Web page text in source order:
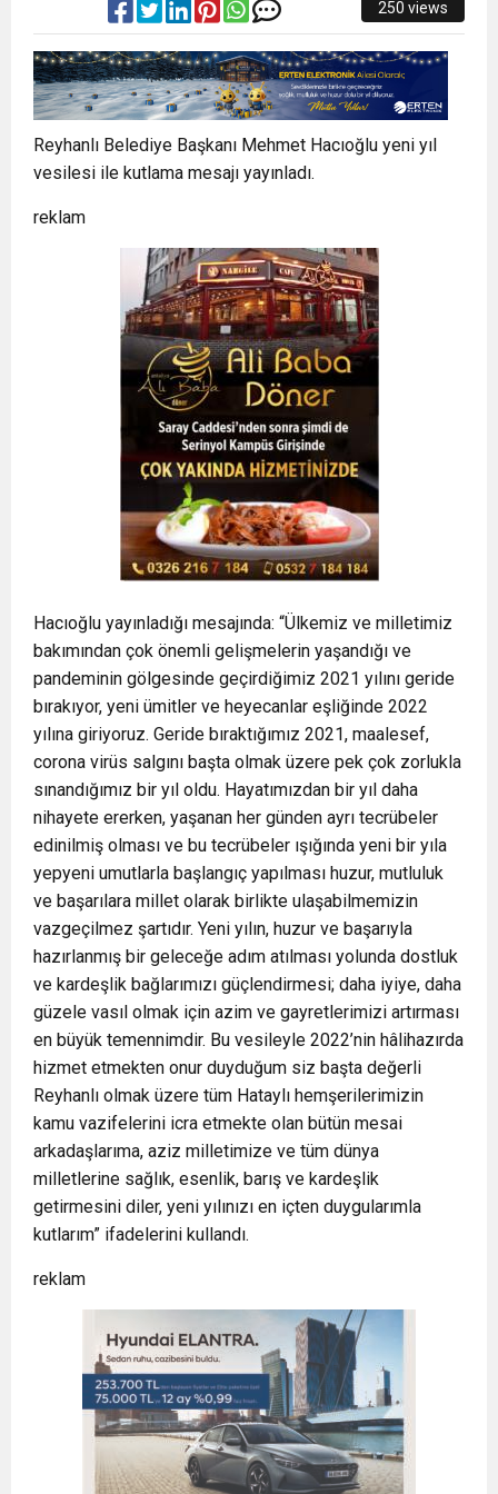
250 views
Reyhanlı Belediye Başkanı Mehmet Hacıoğlu yeni yıl
vesilesi ile kutlama mesajı yayınladı.
reklam
Hacıoğlu yayınladığı mesajında: “Ülkemiz ve milletimiz
bakımından çok önemli gelişmelerin yaşandığı ve
pandeminin gölgesinde geçirdiğimiz 2021 yılını geride
bırakıyor, yeni ümitler ve heyecanlar eşliğinde 2022
yılına giriyoruz. Geride bıraktığımız 2021, maalesef,
corona virüs salgını başta olmak üzere pek çok zorlukla
sınandığımız bir yıl oldu. Hayatımızdan bir yıl daha
nihayete ererken, yaşanan her günden ayrı tecrübeler
edinilmiş olması ve bu tecrübeler ışığında yeni bir yıla
yepyeni umutlarla başlangıç yapılması huzur, mutluluk
ve başarılara millet olarak birlikte ulaşabilmemizin
vazgeçilmez şartıdır. Yeni yılın, huzur ve başarıyla
hazırlanmış bir geleceğe adım atılması yolunda dostluk
ve kardeşlik bağlarımızı güçlendirmesi; daha iyiye, daha
güzele vasıl olmak için azim ve gayretlerimizi artırması
en büyük temennimdir. Bu vesileyle 2022’nin hâlihazırda
hizmet etmekten onur duyduğum siz başta değerli
Reyhanlı olmak üzere tüm Hataylı hemşerilerimizin
kamu vazifelerini icra etmekte olan bütün mesai
arkadaşlarıma, aziz milletimize ve tüm dünya
milletlerine sağlık, esenlik, barış ve kardeşlik
getirmesini diler, yeni yılınızı en içten duygularımla
kutlarım” ifadelerini kullandı.
reklam